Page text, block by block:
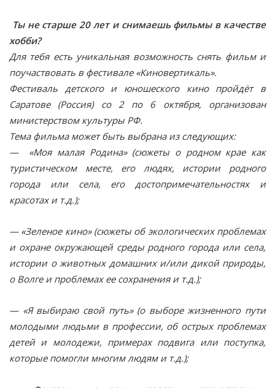
Ты не старше 20 лет и снимаешь фильмы в качестве
хобби?
Для тебя есть уникальная возможность снять фильм и
поучаствовать в фестивале «Киновертикаль».
Фестиваль детского и юношеского кино пройдёт в
Саратове (Россия) со 2 по 6 октября, организован
министерством культуры РФ.
Тема фильма может быть выбрана из следующих:
— «Моя малая Родина» (сюжеты о родном крае как
туристическом месте, его людях, истории родного
города или села, его достопримечательностях и
красотах и т.д.);
— «Зеленое кино» (сюжеты об экологических проблемах
и охране окружающей среды родного города или села,
истории о животных домашних и/или дикой природы,
о Волге и проблемах ее сохранения и т.д.);
— «Я выбираю свой путь» (о выборе жизненного пути
молодыми людьми в профессии, об острых проблемах
детей и молодежи, примерах подвига или поступка,
которые помогли многим людям и т.д.);